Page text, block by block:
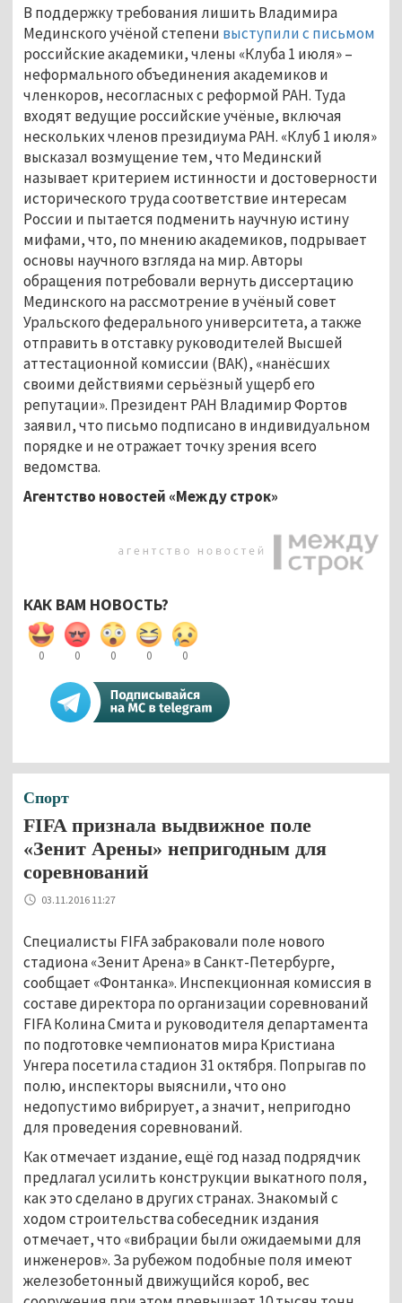
В поддержку требования лишить Владимира
Мединского учёной степени выступили с письмом
российские академики, члены «Клуба 1 июля» –
неформального объединения академиков и
членкоров, несогласных с реформой РАН. Туда
входят ведущие российские учёные, включая
нескольких членов президиума РАН. «Клуб 1 июля»
высказал возмущение тем, что Мединский
называет критерием истинности и достоверности
исторического труда соответствие интересам
России и пытается подменить научную истину
мифами, что, по мнению академиков, подрывает
основы научного взгляда на мир. Авторы
обращения потребовали вернуть диссертацию
Мединского на рассмотрение в учёный совет
Уральского федерального университета, а также
отправить в отставку руководителей Высшей
аттестационной комиссии (ВАК), «нанёсших
своими действиями серьёзный ущерб его
репутации». Президент РАН Владимир Фортов
заявил, что письмо подписано в индивидуальном
порядке и не отражает точку зрения всего
ведомства.
Агентство новостей «Между строк»
КАК ВАМ НОВОСТЬ?
0 0 0 0 0
Спорт
FIFA признала выдвижное поле
«Зенит Арены» непригодным для
соревнований
03.11.2016 11:27
Специалисты FIFA забраковали поле нового
стадиона «Зенит Арена» в Санкт-Петербурге,
сообщает «Фонтанка». Инспекционная комиссия в
составе директора по организации соревнований
FIFA Колина Смита и руководителя департамента
по подготовке чемпионатов мира Кристиана
Унгера посетила стадион 31 октября. Попрыгав по
полю, инспекторы выяснили, что оно
недопустимо вибрирует, а значит, непригодно
для проведения соревнований.
Как отмечает издание, ещё год назад подрядчик
предлагал усилить конструкции выкатного поля,
как это сделано в других странах. Знакомый с
ходом строительства собеседник издания
отмечает, что «вибрации были ожидаемыми для
инженеров». За рубежом подобные поля имеют
железобетонный движущийся короб, вес